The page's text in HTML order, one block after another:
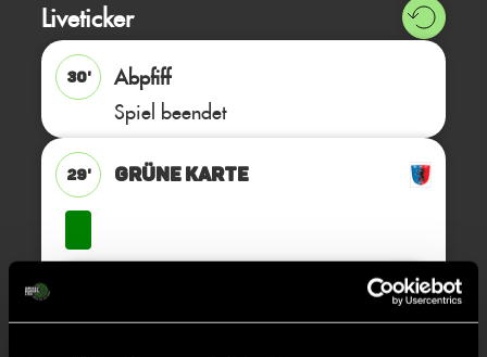
Liveticker
30'
Abpfiff
Spiel beendet
29' GRÜNE KARTE